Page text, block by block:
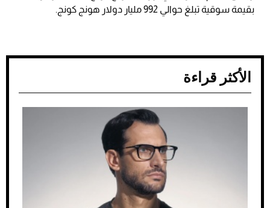
بقيمة سوقية تبلغ حوالي 992 مليار دولار هونج كونج.
الأكثر قراءة